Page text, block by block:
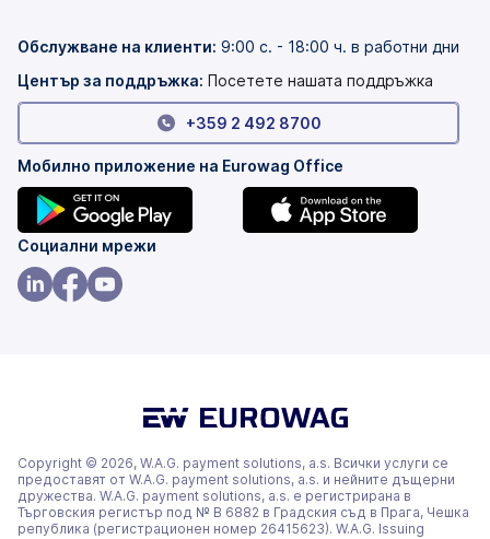
раздел)
нов
раздел)
Обслужване на клиенти: 9:00 с. - 18:00 ч. в работни дни
Център за поддръжка: Посетете нашата поддръжка
+359 2 492 8700
Мобилно приложение на Eurowag Office
(това
е
в
Социални мрежи
раздел)
Copyright © 2026, W.A.G. payment solutions, a.s. Всички услуги се
предоставят от W.A.G. payment solutions, a.s. и нейните дъщерни
дружества. W.A.G. payment solutions, a.s. е регистрирана в
Търговския регистър под № В 6882 в Градския съд в Прага, Чешка
република (регистрационен номер 26415623). W.A.G. Issuing